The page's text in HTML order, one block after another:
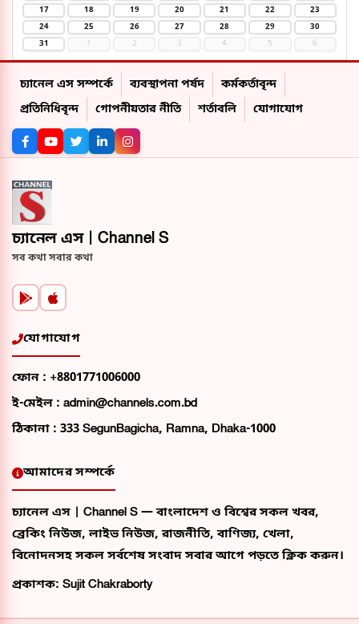
17
18 19 20 21 22
23
24
25 26 27 28 29
30
31
1 2 3 4 5 6
চ্যানেল এস সম্পর্কে ব্যবস্থাপনা পর্ষদ
কর্মকর্তাবৃন্দ
প্রতিনিধিবৃন্দ
গোপনীয়তার নীতি শর্তাবলি যোগাযোগ
চ্যানেল এস | Channel S
সব কথা সবার কথা
যোগাযোগ
ফোন : +8801771006000
ই-মেইল : admin@channels.com.bd
ঠিকানা : 333 SegunBagicha, Ramna, Dhaka-1000
আমাদের সম্পর্কে
চ্যানেল এস | Channel S — বাংলাদেশ ও বিশ্বের সকল খবর,
ব্রেকিং নিউজ, লাইভ নিউজ, রাজনীতি, বাণিজ্য, খেলা,
বিনোদনসহ সকল সর্বশেষ সংবাদ সবার আগে পড়তে ক্লিক করুন।
প্রকাশক: Sujit Chakraborty